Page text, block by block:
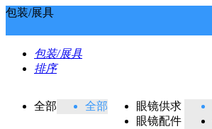
包装/展具
包装/展具
排序
全部 全部
眼镜供求
眼镜配件